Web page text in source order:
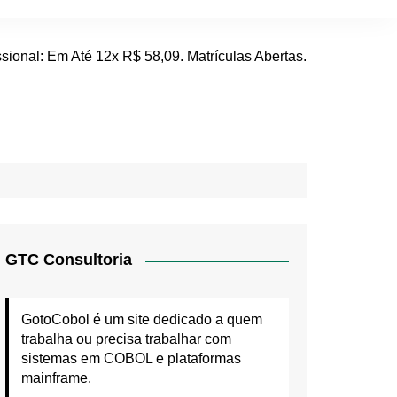
GTC Consultoria
GotoCobol é um site dedicado a quem
trabalha ou precisa trabalhar com
sistemas em COBOL e plataformas
mainframe.